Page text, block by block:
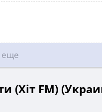
еще
(Хіт FM)